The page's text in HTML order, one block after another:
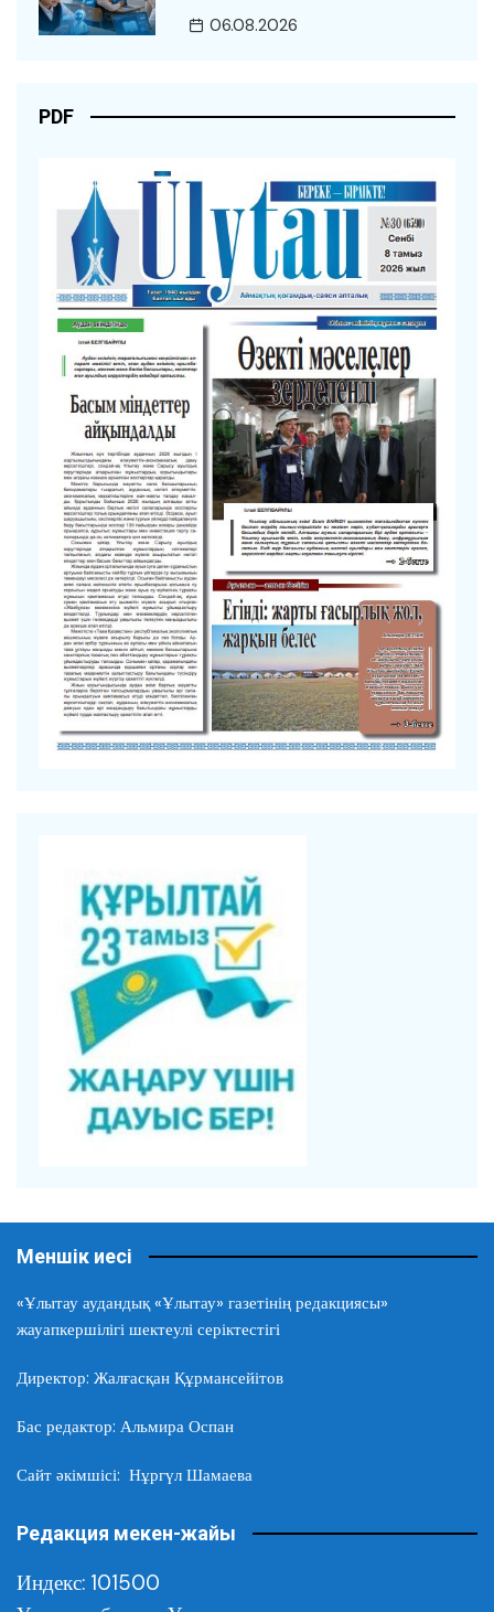
06.08.2026
PDF
Меншік иесі
«Ұлытау аудандық «Ұлытау» газетінің редакциясы»
жауапкершілігі шектеулі серіктестігі
Директор: Жалғасқан Құрмансейітов
Бас редактор: Альмира Оспан
Сайт әкімшісі: Нұргүл Шамаева
Редакция мекен-жайы
Индекс: 101500